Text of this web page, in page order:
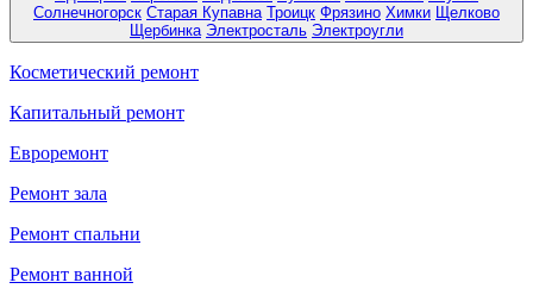
Солнечногорск Старая Купавна Троицк Фрязино Химки Щелково
Щербинка Электросталь Электроугли
Косметический ремонт
Капитальный ремонт
Евроремонт
Ремонт зала
Ремонт спальни
Ремонт ванной